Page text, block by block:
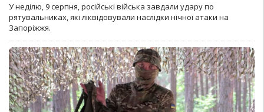
У неділю, 9 серпня, російські війська завдали удару по
рятувальниках, які ліквідовували наслідки нічної атаки на
Запоріжжя.